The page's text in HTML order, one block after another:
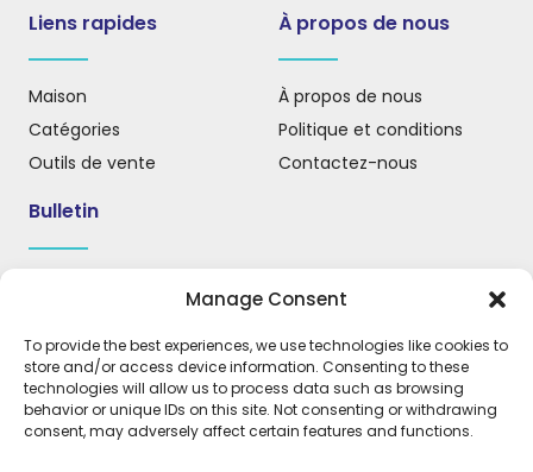
Manage Consent
To provide the best experiences, we use technologies like cookies to
store and/or access device information. Consenting to these
technologies will allow us to process data such as browsing
behavior or unique IDs on this site. Not consenting or withdrawing
consent, may adversely affect certain features and functions.
Liens rapides
Maison
Catégories
Outils de vente
À propos de nous
À propos de nous
Politique et conditions
Contactez-nous
Bulletin
à jour, des nouvelles et des informations importantes.
S'INSCRIRE